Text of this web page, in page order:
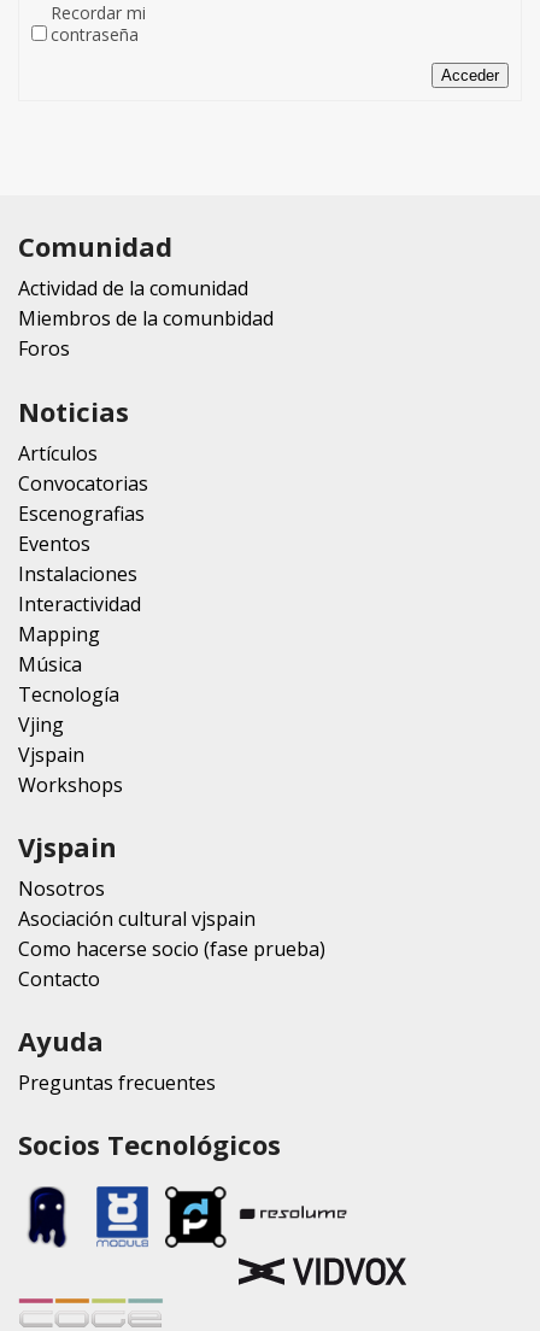
Recordar mi
contraseña
Acceder
Comunidad
Actividad de la comunidad
Miembros de la comunbidad
Foros
Noticias
Artículos
Convocatorias
Escenografias
Eventos
Instalaciones
Interactividad
Mapping
Música
Tecnología
Vjing
Vjspain
Workshops
Vjspain
Nosotros
Asociación cultural vjspain
Como hacerse socio (fase prueba)
Contacto
Ayuda
Preguntas frecuentes
Socios Tecnológicos